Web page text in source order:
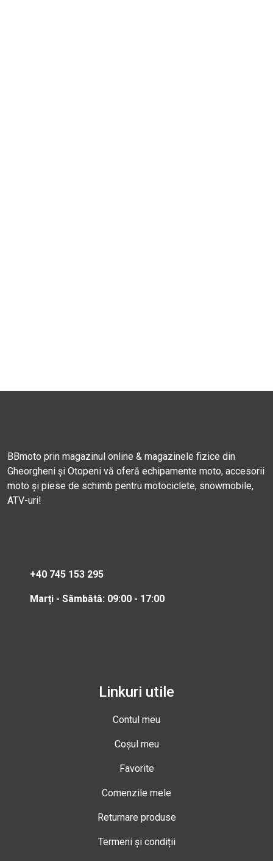
BBmoto prin magazinul online & magazinele fizice din
Gheorgheni și Otopeni vă oferă echipamente moto, accesorii
moto și piese de schimb pentru motociclete, snowmobile,
ATV-uri!
+40 745 153 295
Marți - Sâmbătă: 09:00 - 17:00
Linkuri utile
Contul meu
Coșul meu
Favorite
Comenzile mele
Returnare produse
Termeni și condiții